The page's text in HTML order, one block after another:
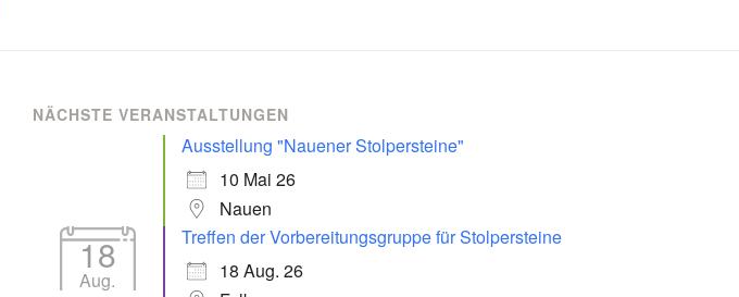
NÄCHSTE VERANSTALTUNGEN
Ausstellung "Nauener Stolpersteine"
10 Mai 26
Nauen
18
Aug.
Treffen der Vorbereitungsgruppe für Stolpersteine
18 Aug. 26